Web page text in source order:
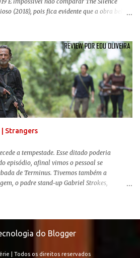
(2018), pois fica evidente que a obra bebe
consograram a obra de John Krasinski
com audições aguçadas eram seres da
séculos em uma caverna recém descoberta,
acompanha uma família que tem
às outras pessoas. Adivinhem? Sabem
filha mais velha ser surda. Para aqueles que
a produção pode até funcionar
Todo o cenário de fuga, pânico col...
| Strangers
a tempestade. Esse ditado poderia
episódio, afinal vimos o pessoal se
de Terminus. Tivemos também a
o padre stand-up Gabriel Strokes,
do Blogger
| Todos os direitos reservados